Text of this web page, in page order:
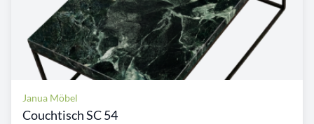
Janua Möbel
Couchtisch SC 54